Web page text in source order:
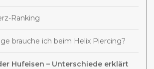
Ranking
brauche ich beim Helix Piercing?
Hufeisen – Unterschiede erklärt